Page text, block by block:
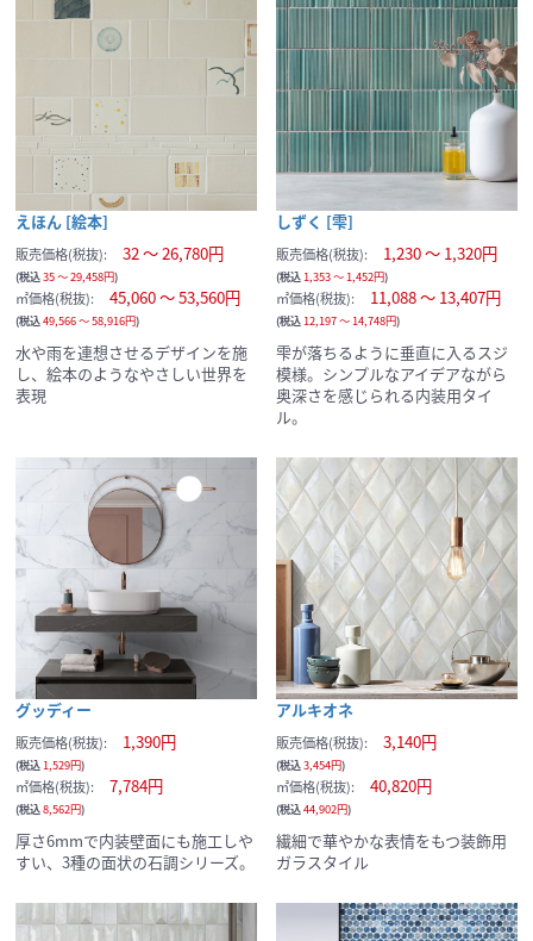
えほん [絵本]
販売価格(税抜): 32 ～ 26,780円
(税込35 ～ 29,458円)
㎡価格(税抜): 45,060 ～ 53,560円
(税込49,566 ～ 58,916円)
水や雨を連想させるデザインを施
し、絵本のようなやさしい世界を
表現
しずく [雫]
販売価格(税抜): 1,230 ～ 1,320円
(税込1,353 ～ 1,452円)
㎡価格(税抜): 11,088 ～ 13,407円
(税込12,197 ～ 14,748円)
雫が落ちるように垂直に入るスジ
模様。シンプルなアイデアながら
奥深さを感じられる内装用タイ
ル。
グッディー
販売価格(税抜): 1,390円
(税込1,529円)
㎡価格(税抜): 7,784円
(税込8,562円)
厚さ6mmで内装壁面にも施工しや
すい、3種の面状の石調シリーズ。
アルキオネ
販売価格(税抜): 3,140円
(税込3,454円)
㎡価格(税抜): 40,820円
(税込44,902円)
繊細で華やかな表情をもつ装飾用
ガラスタイル